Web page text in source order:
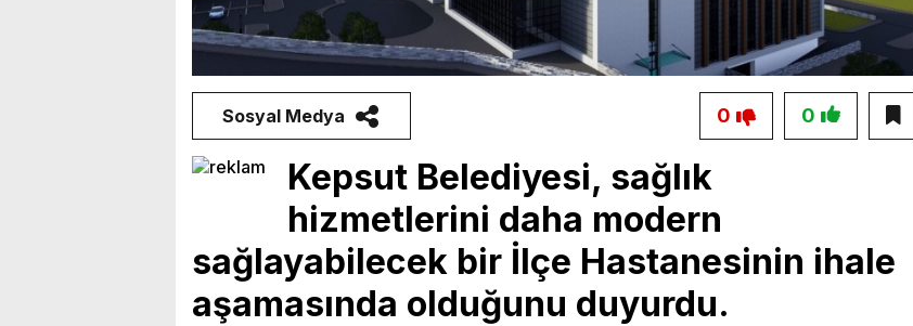
Sosyal Medya 0
0
Kepsut Belediyesi, sağlık
hizmetlerini daha modern
sağlayabilecek bir İlçe Hastanesinin ihale
aşamasında olduğunu duyurdu.